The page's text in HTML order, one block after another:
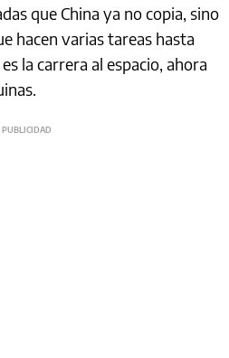
que China ya no copia, sino
hacen varias tareas hasta
la carrera al espacio, ahora